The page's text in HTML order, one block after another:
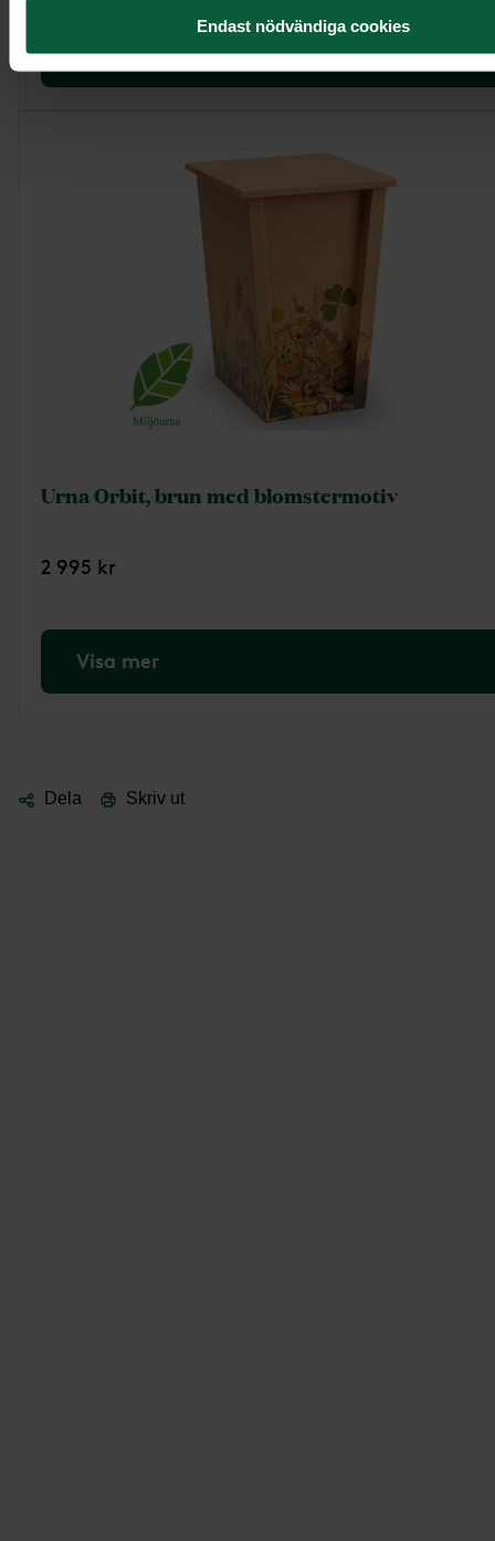
Endast nödvändiga cookies
Visa mer
Urna Orbit, brun med blomstermotiv
2 995 kr
Visa mer
Dela Skriv ut